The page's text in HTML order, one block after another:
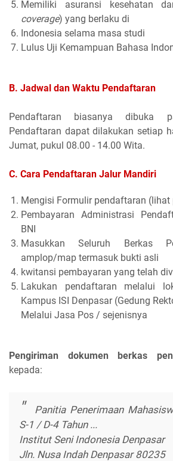
Memiliki asuransi kesehatan
coverage) yang berlaku di
Indonesia selama masa studi
Lulus Uji Kemampuan Bahasa
B. Jadwal dan Waktu Pendaftaran
Pendaftaran biasanya dibuka
Pendaftaran dapat dilakukan setiap
Jumat, pukul 08.00 - 14.00 Wita.
C. Cara Pendaftaran Jalur Mandiri
Mengisi Formulir pendaftaran
Pembayaran Administrasi
BNI
Masukkan Seluruh Berkas
amplop/map termasuk bukti asli
kwitansi pembayaran yang telah
Lakukan pendaftaran melalui
Kampus ISI Denpasar (Gedung
Melalui Jasa Pos / sejenisnya
Pengiriman dokumen berkas
kepada:
Panitia Penerimaan
S-1 / D-4 Tahun ...
Institut Seni Indonesia Denpasar
Jln. Nusa Indah Denpasar 80235